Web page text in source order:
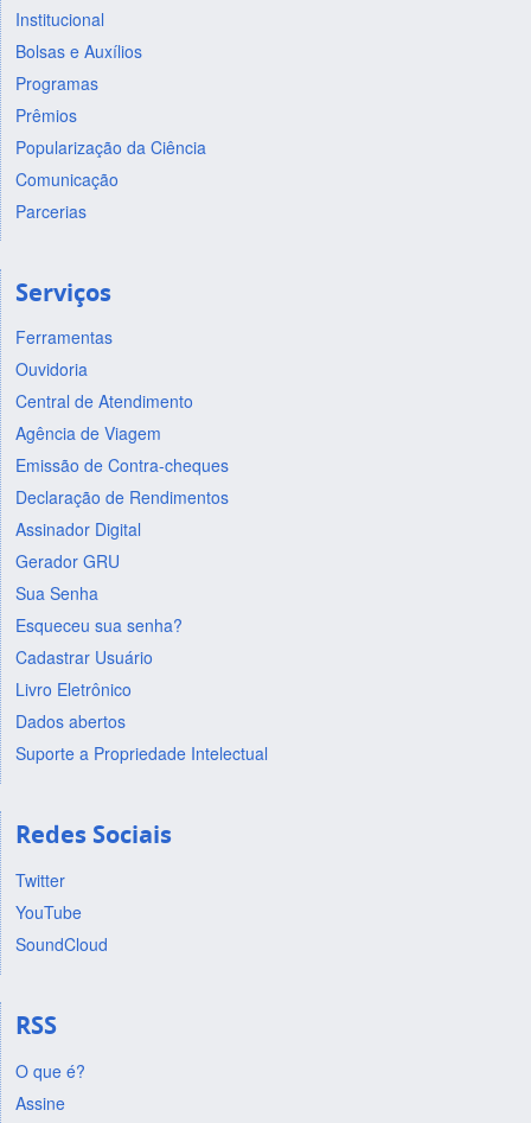
Institucional
Bolsas e Auxílios
Programas
Prêmios
Popularização da Ciência
Comunicação
Parcerias
Serviços
Ferramentas
Ouvidoria
Central de Atendimento
Agência de Viagem
Emissão de Contra-cheques
Declaração de Rendimentos
Assinador Digital
Gerador GRU
Sua Senha
Esqueceu sua senha?
Cadastrar Usuário
Livro Eletrônico
Dados abertos
Suporte a Propriedade Intelectual
Redes Sociais
Twitter
YouTube
SoundCloud
RSS
O que é?
Assine